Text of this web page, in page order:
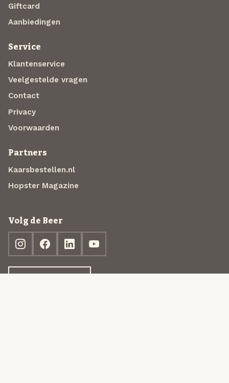
Giftcard
Aanbiedingen
Service
Klantenservice
Veelgestelde vragen
Contact
Privacy
Voorwaarden
Partners
Kaarsbestellen.nl
Hopster Magazine
Volg de Beer